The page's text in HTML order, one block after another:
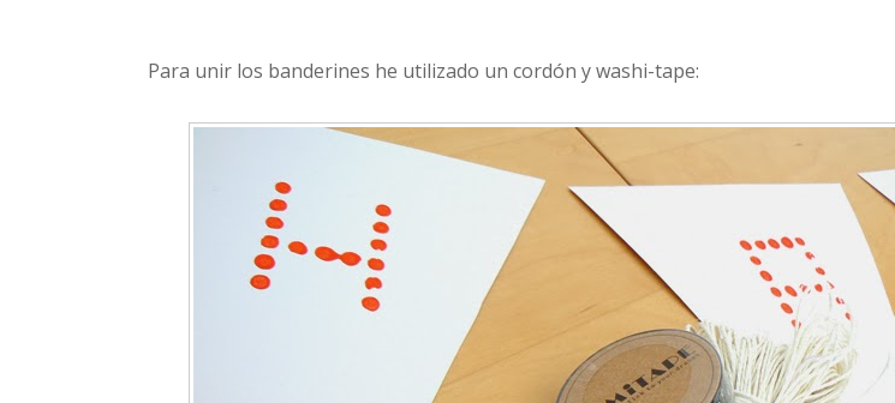
Para unir los banderines he utilizado un cordón y washi-tape: